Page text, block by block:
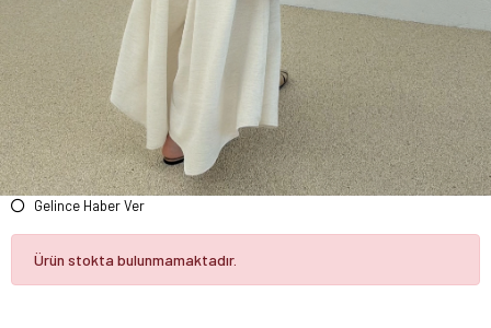
Gelince Haber Ver
Ürün stokta bulunmamaktadır.